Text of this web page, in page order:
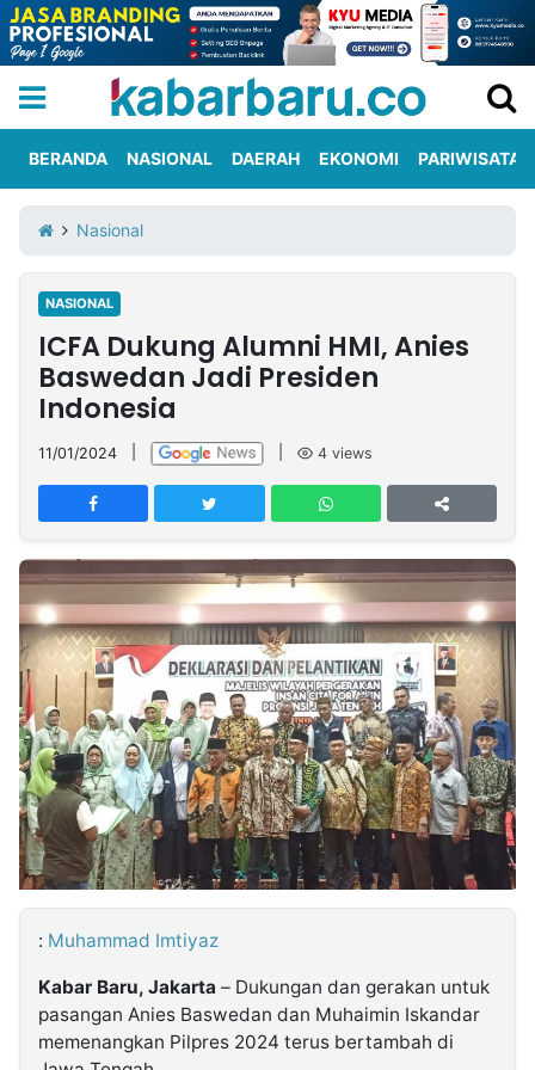
Iklan
Berita
Kami
Nasional
International
Olahraga
Entertainment
Daerah
Pariwisata
Kuliner
Kolom
Network
PT
TREETAN
INDONESIA
Partner
Insight
NTB
Suara
Time
Lens
IDN
Daily
Jogja
Jalan
Rakyat
Idealita
News
Kita
Notice
Dinamikapost.com
Radar
Baru
Seedbacklink
Follow
Kabarbaru
BERANDA NASIONAL DAERAH EKONOMI PARIWISATA
Nasional
NASIONAL
ICFA Dukung Alumni HMI, Anies
Baswedan Jadi Presiden
Indonesia
11/01/2024 4 views
: Muhammad Imtiyaz
Kabar Baru, Jakarta – Dukungan dan gerakan untuk
pasangan Anies Baswedan dan Muhaimin Iskandar
memenangkan Pilpres 2024 terus bertambah di